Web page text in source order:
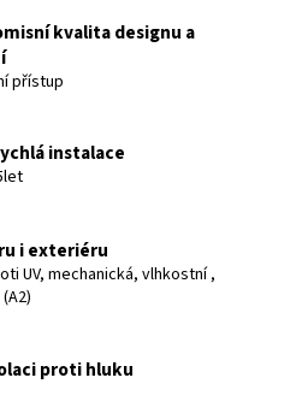
kvalita designu a
přístup
instalace
i exteriéru
UV, mechanická, vlhkostní ,
proti hluku